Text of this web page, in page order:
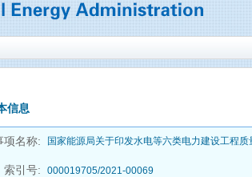
信息
项名称: 国家能源局关于印发水电等六类电力建设工程
索引号: 000019705/2021-00069